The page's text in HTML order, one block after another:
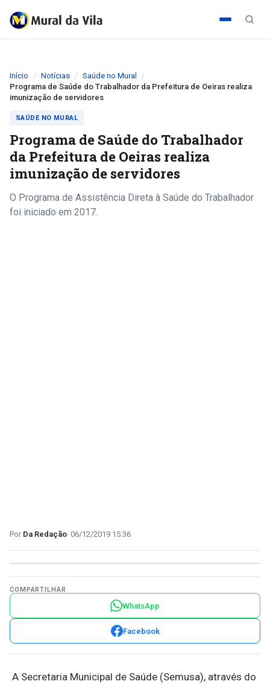
Início Notícias
Saúde no Mural
Programa de Saúde do Trabalhador da Prefeitura de Oeiras realiza
imunização de servidores
SAÚDE NO MURAL
Programa de Saúde do Trabalhador
da Prefeitura de Oeiras realiza
imunização de servidores
O Programa de Assistência Direta à Saúde do Trabalhador
foi iniciado em 2017.
Da Redação 06/12/2019 15:36
COMPARTILHAR
WhatsApp
Facebook
A Secretaria Municipal de Saúde (Semusa), através do